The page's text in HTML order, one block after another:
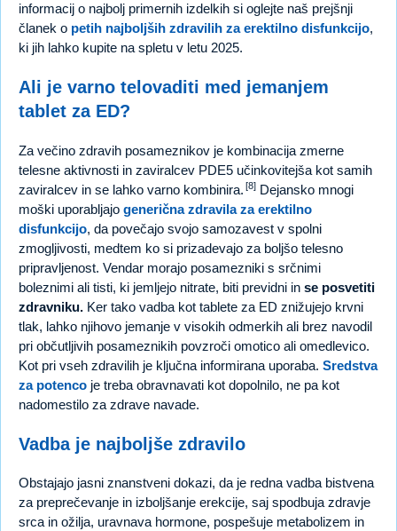
informacij o najbolj primernih izdelkih si oglejte naš prejšnji
članek o petih najboljših zdravilih za erektilno disfunkcijo,
ki jih lahko kupite na spletu v letu 2025.
Ali je varno telovaditi med jemanjem
tablet za ED?
Za večino zdravih posameznikov je kombinacija zmerne
telesne aktivnosti in zaviralcev PDE5 učinkovitejša kot samih
zaviralcev in se lahko varno kombinira. [8] Dejansko mnogi
moški uporabljajo generična zdravila za erektilno
disfunkcijo, da povečajo svojo samozavest v spolni
zmogljivosti, medtem ko si prizadevajo za boljšo telesno
pripravljenost. Vendar morajo posamezniki s srčnimi
boleznimi ali tisti, ki jemljejo nitrate, biti previdni in se posvetiti
zdravniku. Ker tako vadba kot tablete za ED znižujejo krvni
tlak, lahko njihovo jemanje v visokih odmerkih ali brez navodil
pri občutljivih posameznikih povzroči omotico ali omedlevico.
Kot pri vseh zdravilih je ključna informirana uporaba. Sredstva
za potenco je treba obravnavati kot dopolnilo, ne pa kot
nadomestilo za zdrave navade.
Vadba je najboljše zdravilo
Obstajajo jasni znanstveni dokazi, da je redna vadba bistvena
za preprečevanje in izboljšanje erekcije, saj spodbuja zdravje
srca in ožilja, uravnava hormone, pospešuje metabolizem in